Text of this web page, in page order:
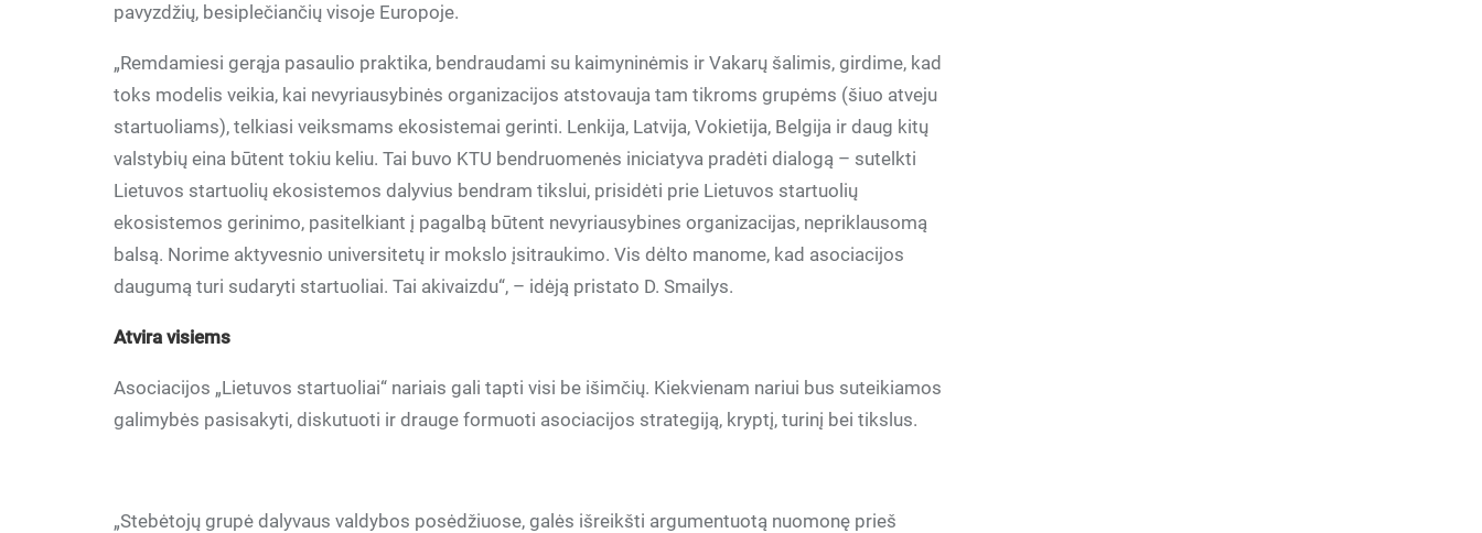
pavyzdžių, besiplečiančių visoje Europoje.
„Remdamiesi gerąja pasaulio praktika, bendraudami su kaimyninėmis ir Vakarų šalimis, girdime, kad
toks modelis veikia, kai nevyriausybinės organizacijos atstovauja tam tikroms grupėms (šiuo atveju
startuoliams), telkiasi veiksmams ekosistemai gerinti. Lenkija, Latvija, Vokietija, Belgija ir daug kitų
valstybių eina būtent tokiu keliu. Tai buvo KTU bendruomenės iniciatyva pradėti dialogą – sutelkti
Lietuvos startuolių ekosistemos dalyvius bendram tikslui, prisidėti prie Lietuvos startuolių
ekosistemos gerinimo, pasitelkiant į pagalbą būtent nevyriausybines organizacijas, nepriklausomą
balsą. Norime aktyvesnio universitetų ir mokslo įsitraukimo. Vis dėlto manome, kad asociacijos
daugumą turi sudaryti startuoliai. Tai akivaizdu“, – idėją pristato D. Smailys.
Atvira visiems
Asociacijos „Lietuvos startuoliai“ nariais gali tapti visi be išimčių. Kiekvienam nariui bus suteikiamos
galimybės pasisakyti, diskutuoti ir drauge formuoti asociacijos strategiją, kryptį, turinį bei tikslus.
„Stebėtojų grupė dalyvaus valdybos posėdžiuose, galės išreikšti argumentuotą nuomonę prieš